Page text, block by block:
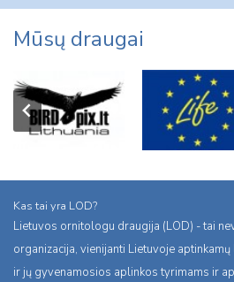
Mūsų draugai
Kas tai yra LOD?
Lietuvos ornitologu draugija (LOD) - tai
organizacija, vienijanti Lietuvoje aptinkamų
ir jų gyvenamosios aplinkos tyrimams ir